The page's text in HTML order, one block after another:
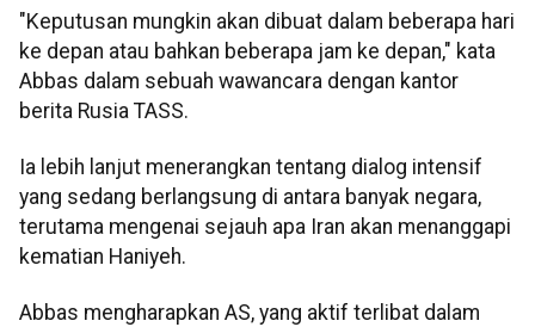
"Keputusan mungkin akan dibuat dalam beberapa hari
ke depan atau bahkan beberapa jam ke depan," kata
Abbas dalam sebuah wawancara dengan kantor
berita Rusia TASS.
Ia lebih lanjut menerangkan tentang dialog intensif
yang sedang berlangsung di antara banyak negara,
terutama mengenai sejauh apa Iran akan menanggapi
kematian Haniyeh.
Abbas mengharapkan AS, yang aktif terlibat dalam